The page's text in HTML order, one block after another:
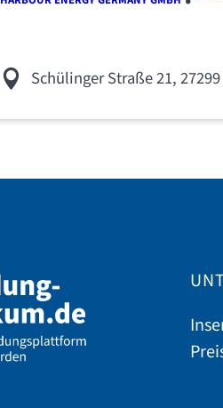
Schülinger Straße 21,